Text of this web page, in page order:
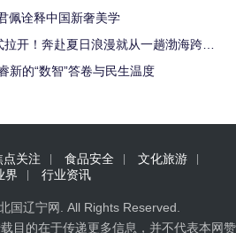
佩诠释中国新奢美学
开！奔赴夏日浪漫就从一趟渤海跨海
新的“数智”答卷与民生温度
点关注 食品安全
文化旅游
界
行业资讯
国辽宁网 . All Rights Reserved.
目的在于传递更多信息，并不代表本网赞